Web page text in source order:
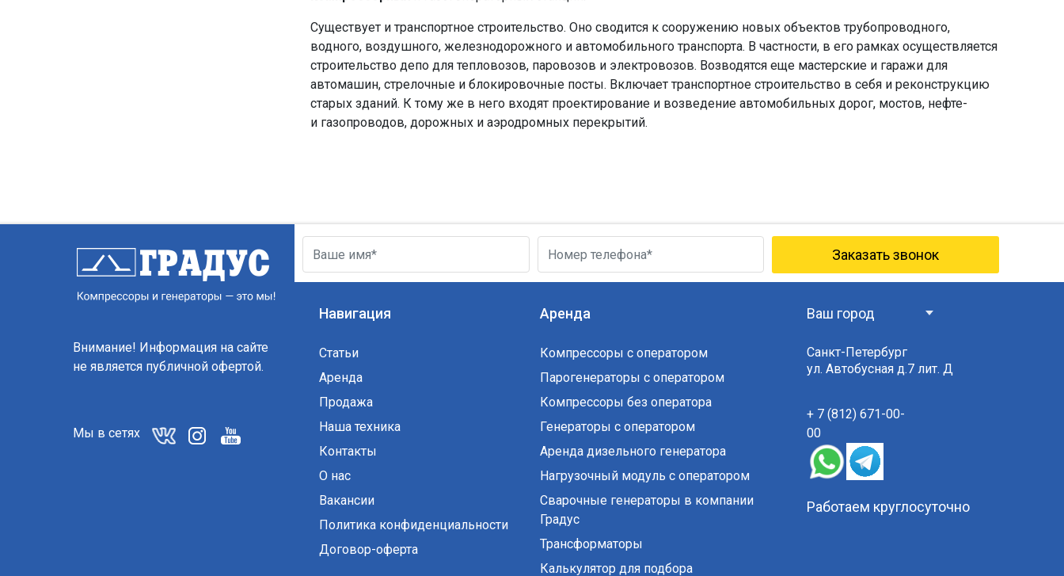
Существует и транспортное строительство. Оно сводится к сооружению новых объектов трубопроводного,
водного, воздушного, железнодорожного и автомобильного транспорта. В частности, в его рамках осуществляется
строительство депо для тепловозов, паровозов и электровозов. Возводятся еще мастерские и гаражи для
автомашин, стрелочные и блокировочные посты. Включает транспортное строительство в себя и реконструкцию
старых зданий. К тому же в него входят проектирование и возведение автомобильных дорог, мостов, нефте-
и газопроводов, дорожных и аэродромных перекрытий.
Заказать звонок
Внимание! Информация на сайте
не является публичной офертой.
Мы в сетях
Навигация
Статьи
Аренда
Продажа
Наша техника
Контакты
О нас
Вакансии
Политика конфиденциальности
Договор-оферта
Аренда
Компрессоры с оператором
Парогенераторы с оператором
Компрессоры без оператора
Генераторы с оператором
Аренда дизельного генератора
Нагрузочный модуль с оператором
Сварочные генераторы в компании
Градус
Трансформаторы
Калькулятор для подбора
Санкт-Петербург
ул. Автобусная д.7 лит. Д
+ 7 (812) 671-00-
00
Работаем круглосуточно